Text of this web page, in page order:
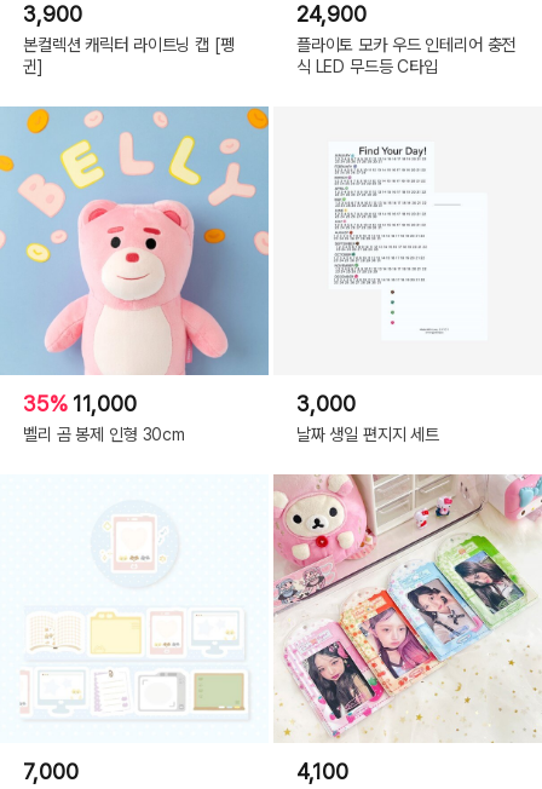
OPTIONS
3,900
본컬렉션 캐릭터 라이트닝 캡 [펭
귄]
24,900
플라이토 모카 우드 인테리어 충전
식 LED 무드등 C타입
35% 11,000
벨리 곰 봉제 인형 30cm
3,000
날짜 생일 편지지 세트
7,000 4,100